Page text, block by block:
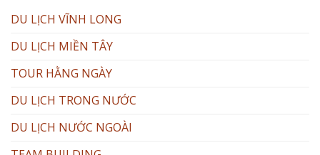
DU LỊCH VĨNH LONG
DU LỊCH MIỀN TÂY
TOUR HẰNG NGÀY
DU LỊCH TRONG NƯỚC
DU LỊCH NƯỚC NGOÀI